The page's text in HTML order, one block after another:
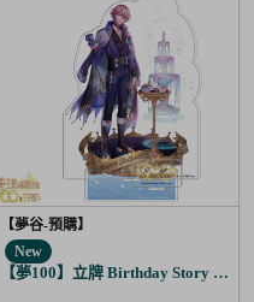
【夢谷-預購】
New
【夢100】立牌 Birthday Story 路魯